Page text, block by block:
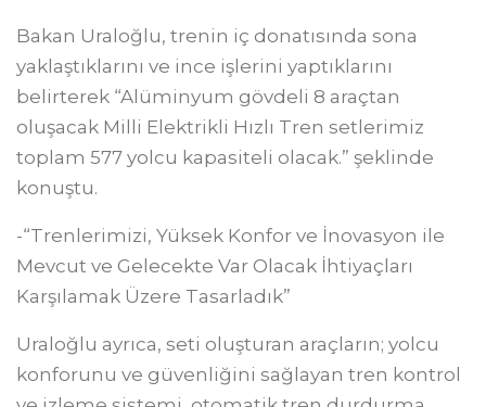
Bakan Uraloğlu, trenin iç donatısında sona
yaklaştıklarını ve ince işlerini yaptıklarını
belirterek “Alüminyum gövdeli 8 araçtan
oluşacak Milli Elektrikli Hızlı Tren setlerimiz
toplam 577 yolcu kapasiteli olacak.” şeklinde
konuştu.
-“Trenlerimizi, Yüksek Konfor ve İnovasyon ile
Mevcut ve Gelecekte Var Olacak İhtiyaçları
Karşılamak Üzere Tasarladık”
Uraloğlu ayrıca, seti oluşturan araçların; yolcu
konforunu ve güvenliğini sağlayan tren kontrol